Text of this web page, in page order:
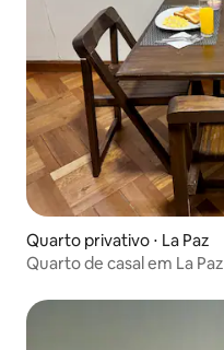
Quarto privativo ⋅ La Paz
Quarto de casal em La Paz